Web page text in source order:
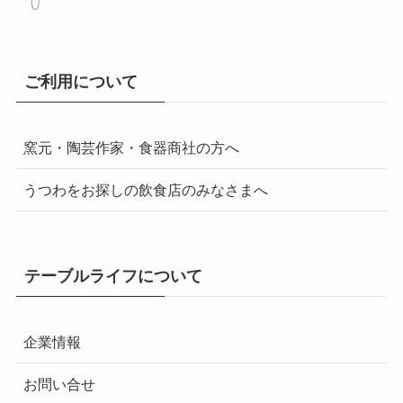
ご利用について
窯元・陶芸作家・食器商社の方へ
うつわをお探しの飲食店のみなさまへ
テーブルライフについて
企業情報
お問い合せ